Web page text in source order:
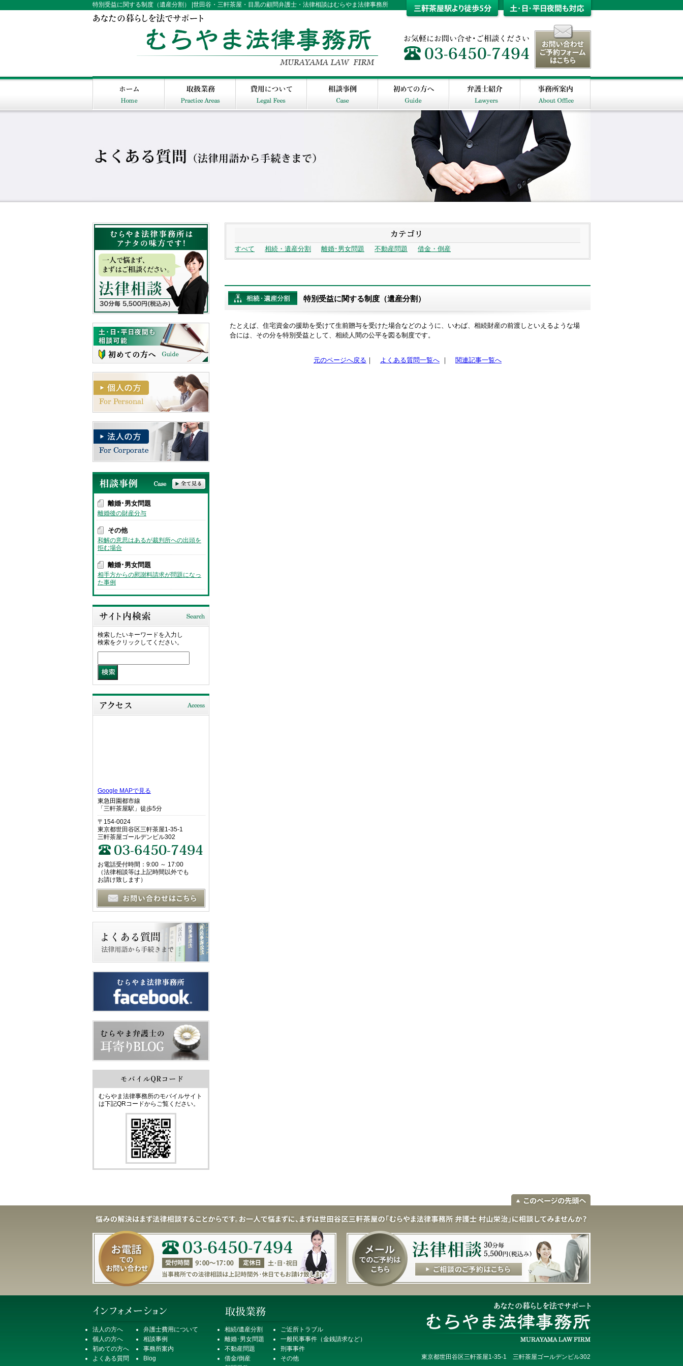
特別受益に関する制度（遺産分割） |世田谷・三軒茶屋・目黒の顧問弁護士・法律相談はむらやま法律事務所
すべて 相続・遺産分割 離婚･男女問題 不動産問題 借金・倒産
特別受益に関する制度（遺産分割）
たとえば、住宅資金の援助を受けて生前贈与を受けた場合などのように、いわば、相続財産の前渡しといえるような場
合には、その分を特別受益として、相続人間の公平を図る制度です。
元のページへ戻る ｜ よくある質問一覧へ ｜ 関連記事一覧へ
離婚･男女問題
離婚後の財産分与
その他
和解の意思はあるが裁判所への出頭を
拒む場合
離婚･男女問題
相手方からの慰謝料請求が問題になっ
た事例
検索したいキーワードを入力し
検索をクリックしてください。
Google MAPで見る
東急田園都市線
「三軒茶屋駅」徒歩5分
〒154-0024
東京都世田谷区三軒茶屋1-35-1
三軒茶屋ゴールデンビル302
お電話受付時間：9:00 ～ 17:00
（法律相談等は上記時間以外でも
お請け致します）
むらやま法律事務所のモバイルサイト
は下記QRコードからご覧ください。
法人の方へ
個人の方へ
初めての方へ
よくある質問
弁護士費用について
相談事例
事務所案内
Blog
相続/遺産分割
離婚･男女問題
不動産問題
借金/倒産
ご近所トラブル
一般民事事件（金銭請求など）
刑事事件
その他
東京都世田谷区三軒茶屋1-35-1 三軒茶屋ゴールデンビル302